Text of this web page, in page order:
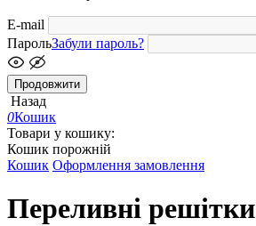
E-mail
ПарольЗабули пароль?
Продовжити
Назад
0Кошик
Товари у кошику:
Кошик порожній
Кошик Оформлення замовлення
Переливні решітки